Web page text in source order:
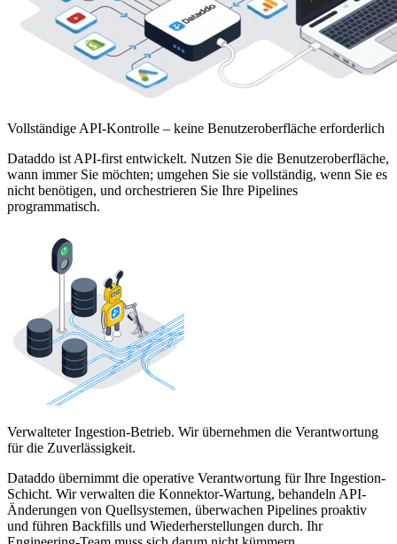
Vollständige API-Kontrolle – keine Benutzeroberfläche erforderlich
Dataddo ist API-first entwickelt. Nutzen Sie die Benutzeroberfläche,
wann immer Sie möchten; umgehen Sie sie vollständig, wenn Sie es
nicht benötigen, und orchestrieren Sie Ihre Pipelines
programmatisch.
Verwalteter Ingestion-Betrieb. Wir übernehmen die Verantwortung
für die Zuverlässigkeit.
Dataddo übernimmt die operative Verantwortung für Ihre Ingestion-
Schicht. Wir verwalten die Konnektor-Wartung, behandeln API-
Änderungen von Quellsystemen, überwachen Pipelines proaktiv
und führen Backfills und Wiederherstellungen durch. Ihr